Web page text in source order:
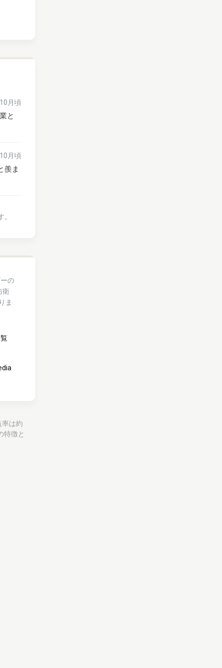
月頃
と
月頃
羨ま
の
衛
ま
率は約
特徴と